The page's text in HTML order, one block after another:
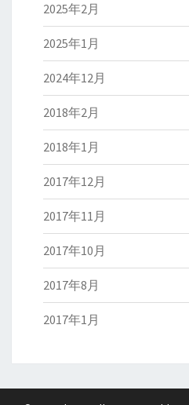
2025年2月
2025年1月
2024年12月
2018年2月
2018年1月
2017年12月
2017年11月
2017年10月
2017年8月
2017年1月